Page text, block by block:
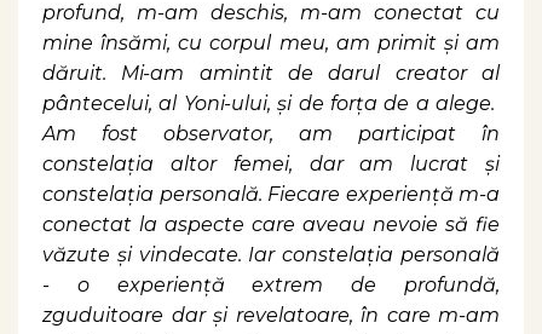
profund, m-am deschis, m-am conectat cu
mine însămi, cu corpul meu, am primit și am
dăruit. Mi-am amintit de darul creator al
pântecelui, al Yoni-ului, și de forța de a alege.
Am fost observator, am participat în
constelația altor femei, dar am lucrat și
constelația personală. Fiecare experiență m-a
conectat la aspecte care aveau nevoie să fie
văzute și vindecate. Iar constelația personală
- o experiență extrem de profundă,
zguduitoare dar și revelatoare, în care m-am